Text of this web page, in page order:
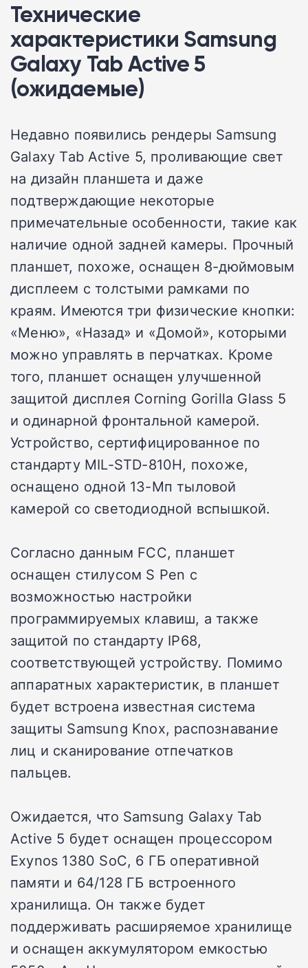
Технические
характеристики Samsung
Galaxy Tab Active 5
(ожидаемые)
Недавно появились рендеры Samsung
Galaxy Tab Active 5, проливающие свет
на дизайн планшета и даже
подтверждающие некоторые
примечательные особенности, такие как
наличие одной задней камеры. Прочный
планшет, похоже, оснащен 8-дюймовым
дисплеем с толстыми рамками по
краям. Имеются три физические кнопки:
«Меню», «Назад» и «Домой», которыми
можно управлять в перчатках. Кроме
того, планшет оснащен улучшенной
защитой дисплея Corning Gorilla Glass 5
и одинарной фронтальной камерой.
Устройство, сертифицированное по
стандарту MIL-STD-810H, похоже,
оснащено одной 13-Мп тыловой
камерой со светодиодной вспышкой.
Согласно данным FCC, планшет
оснащен стилусом S Pen с
возможностью настройки
программируемых клавиш, а также
защитой по стандарту IP68,
соответствующей устройству. Помимо
аппаратных характеристик, в планшет
будет встроена известная система
защиты Samsung Knox, распознавание
лиц и сканирование отпечатков
пальцев.
Ожидается, что Samsung Galaxy Tab
Active 5 будет оснащен процессором
Exynos 1380 SoC, 6 ГБ оперативной
памяти и 64/128 ГБ встроенного
хранилища. Он также будет
поддерживать расширяемое хранилище
и оснащен аккумулятором емкостью